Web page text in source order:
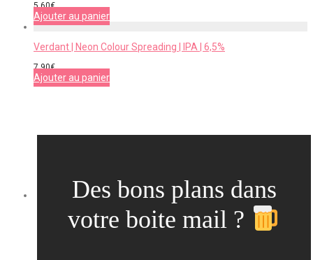
5,60€
Ajouter au panier
Verdant | Neon Colour Spreading | IPA | 6,5%
7,90€
Ajouter au panier
Des bons plans dans
votre boite mail ?